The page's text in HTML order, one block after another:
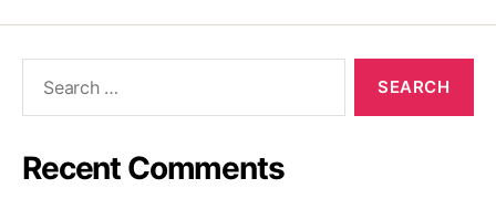
Recent Comments